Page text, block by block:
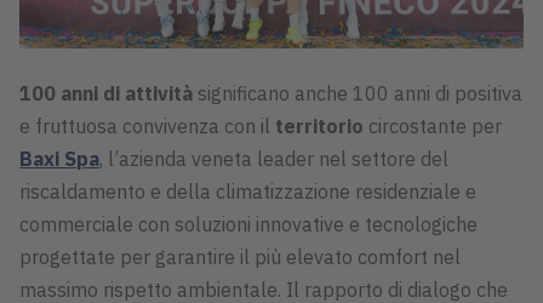
100 anni di attività significano anche 100 anni di positiva
e fruttuosa convivenza con il territorio circostante per
Baxi Spa, l’azienda veneta leader nel settore del
riscaldamento e della climatizzazione residenziale e
commerciale con soluzioni innovative e tecnologiche
progettate per garantire il più elevato comfort nel
massimo rispetto ambientale. Il rapporto di dialogo che